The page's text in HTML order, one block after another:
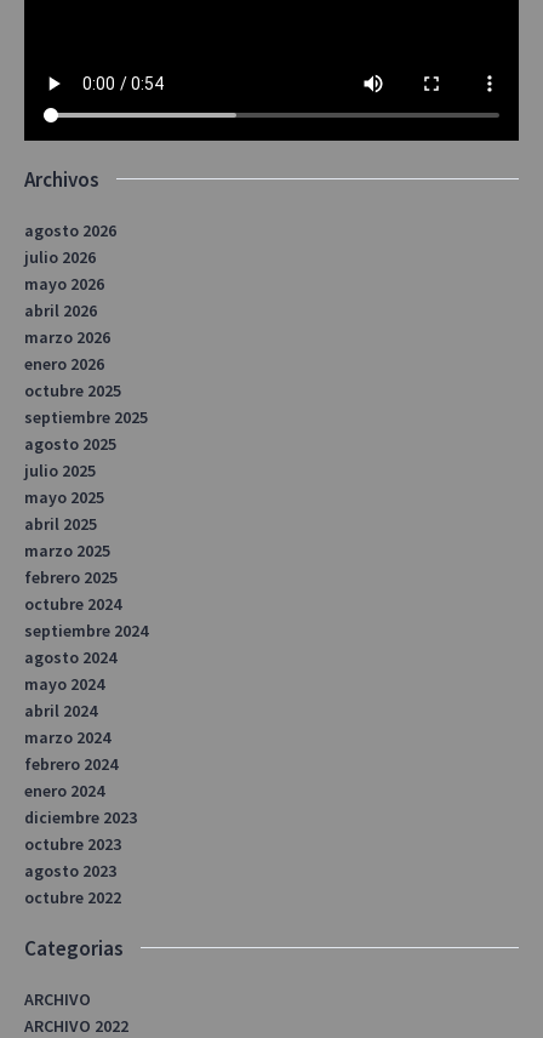
Archivos
agosto 2026
julio 2026
mayo 2026
abril 2026
marzo 2026
enero 2026
octubre 2025
septiembre 2025
agosto 2025
julio 2025
mayo 2025
abril 2025
marzo 2025
febrero 2025
octubre 2024
septiembre 2024
agosto 2024
mayo 2024
abril 2024
marzo 2024
febrero 2024
enero 2024
diciembre 2023
octubre 2023
agosto 2023
octubre 2022
Categorias
ARCHIVO
ARCHIVO 2022